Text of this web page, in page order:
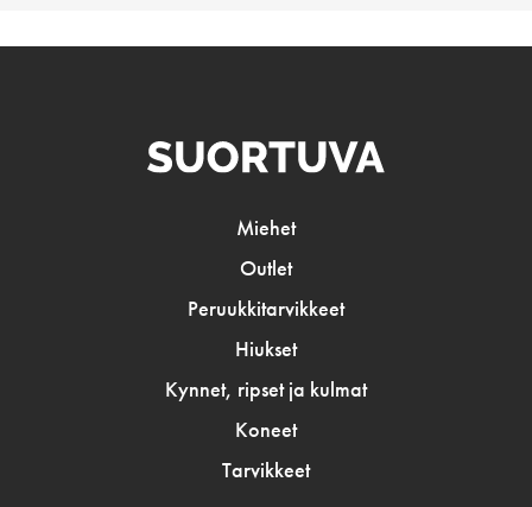
Miehet
Outlet
Peruukkitarvikkeet
Hiukset
Kynnet, ripset ja kulmat
Koneet
Tarvikkeet